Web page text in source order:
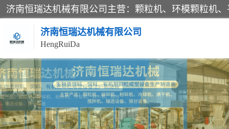
济南恒瑞达机械有限公司
HengRuiDa
颗粒机
平模颗粒机